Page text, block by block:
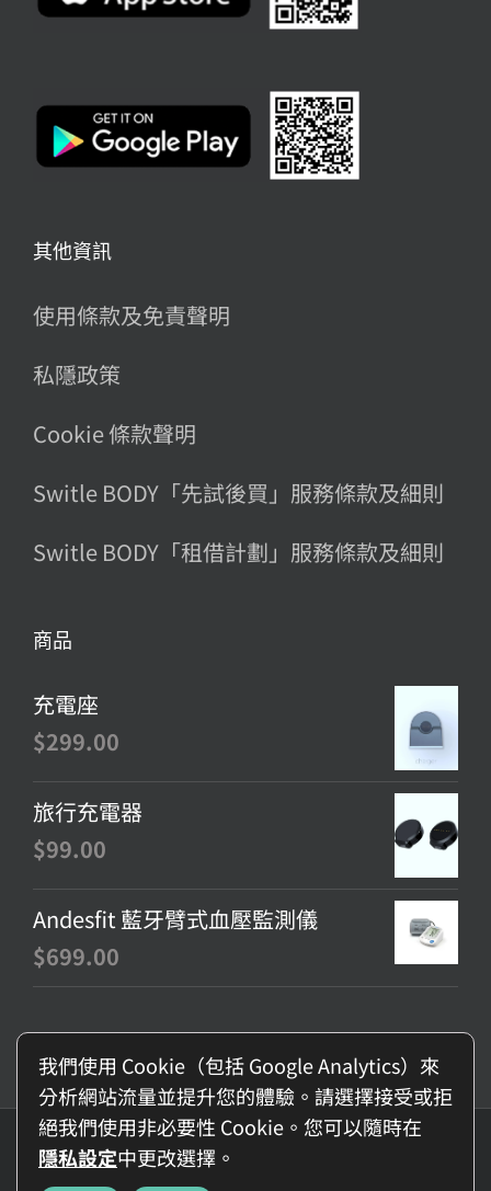
其他資訊
使用條款及免責聲明
私隱政策
Cookie 條款聲明
Switle BODY「先試後買」服務條款及細則
Switle BODY「租借計劃」服務條款及細則
商品
充電座
$299.00
旅行充電器
$99.00
Andesfit 藍牙臂式血壓監測儀
$699.00
© Copyright2026 - BNET-TECH Company Limited | All Rights
Reserved
我們使用 Cookie（包括 Google Analytics）來
分析網站流量並提升您的體驗。請選擇接受或拒
絕我們使用非必要性 Cookie。您可以隨時在
隱私設定中更改選擇。